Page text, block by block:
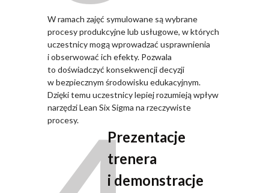
W ramach zajęć symulowane są wybrane
procesy produkcyjne lub usługowe, w których
uczestnicy mogą wprowadzać usprawnienia
i obserwować ich efekty. Pozwala
to doświadczyć konsekwencji decyzji
w bezpiecznym środowisku edukacyjnym.
Dzięki temu uczestnicy lepiej rozumieją wpływ
narzędzi Lean Six Sigma na rzeczywiste
procesy.
Prezentacje
trenera
i demonstracje